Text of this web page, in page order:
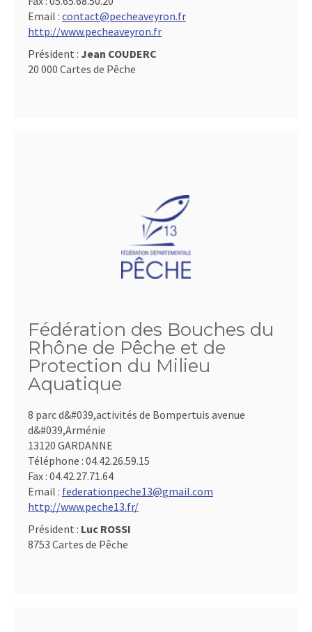
Email : contact@pecheaveyron.fr
http://www.pecheaveyron.fr
Président : Jean COUDERC
20 000 Cartes de Pêche
Fédération des Bouches du
Rhône de Pêche et de
Protection du Milieu
Aquatique
8 parc d&#039,activités de Bompertuis avenue
d&#039,Arménie
13120 GARDANNE
Téléphone : 04.42.26.59.15
Fax : 04.42.27.71.64
Email : federationpeche13@gmail.com
http://www.peche13.fr/
Président : Luc ROSSI
8753 Cartes de Pêche